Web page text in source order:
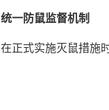
统一防鼠监督机制
在正式实施灭鼠措施